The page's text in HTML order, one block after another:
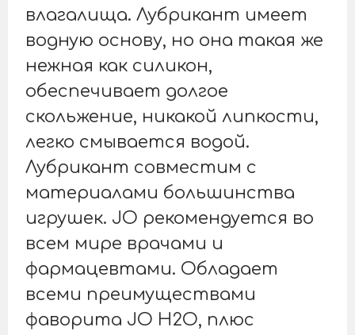
влагалища. Лубрикант имеет
водную основу, но она такая же
нежная как силикон,
обеспечивает долгое
скольжение, никакой липкости,
легко смывается водой.
Лубрикант совместим с
материалами большинства
игрушек. JO рекомендуется во
всем мире врачами и
фармацевтами. Обладает
всеми преимуществами
фаворита JO H2O, плюс